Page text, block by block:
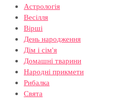
Астрологія
Весілля
Вірші
День народження
Дім і сім'я
Домашні тварини
Народні прикмети
Рибалка
Свята